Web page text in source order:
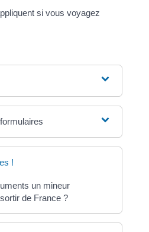
si vous voyagez
!
un mineur
de France ?